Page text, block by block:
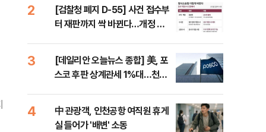
2
[검찰청 폐지 D-55] 사건 접수부
터 재판까지 싹 바뀐다…개정 형
3
[데일리안 오늘뉴스 종합] 美, 포
스코 후판 상계관세 1%대…천하
'입소'
4
中 관광객, 인천공항 여직원 휴게
실 들어가 '배변' 소동